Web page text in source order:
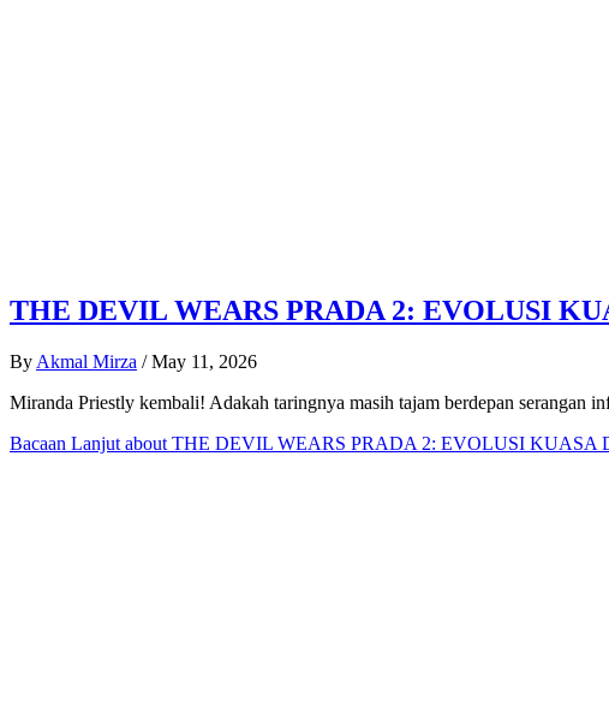
THE DEVIL WEARS PRADA 2: EVOLUSI
By Akmal Mirza / May 11, 2026
Miranda Priestly kembali! Adakah taringnya masih tajam berdepan serangan
Bacaan Lanjut about THE DEVIL WEARS PRADA 2: EVOLUSI